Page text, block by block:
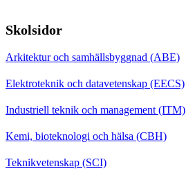
Skolsidor
Arkitektur och samhällsbyggnad (ABE)
Elektroteknik och datavetenskap (EECS)
Industriell teknik och management (ITM)
Kemi, bioteknologi och hälsa (CBH)
Teknikvetenskap (SCI)